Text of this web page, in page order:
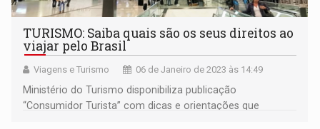
TURISMO: Saiba quais são os seus direitos ao
viajar pelo Brasil
Viagens e Turismo 06 de Janeiro de 2023 às 14:49
Ministério do Turismo disponibiliza publicação
“Consumidor Turista” com dicas e orientações que